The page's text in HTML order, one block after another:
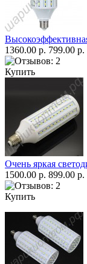
1360.00 р. 799.00 р.
Купить
Очень яркая
1500.00 р. 899.00 р.
Купить